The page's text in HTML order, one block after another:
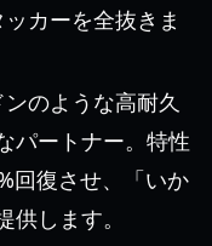
カーを全抜きま
のような高耐久
パートナー。特性
回復させ、「いか
します。